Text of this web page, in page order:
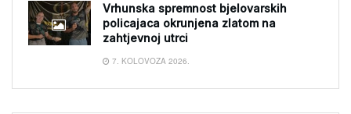
Vrhunska spremnost bjelovarskih
policajaca okrunjena zlatom na
zahtjevnoj utrci
7. KOLOVOZA 2026.